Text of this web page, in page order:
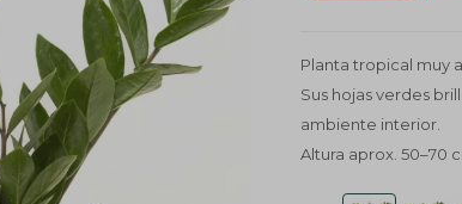
Planta tropical muy
Sus hojas verdes
ambiente interior.
Altura aprox. 50–70